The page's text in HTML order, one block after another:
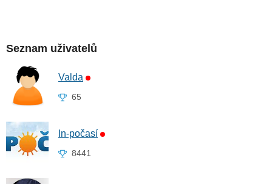
Seznam uživatelů
Valda
65
In-počasí
8441